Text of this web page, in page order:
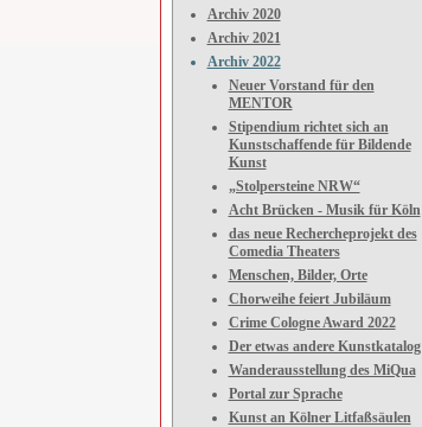
Archiv 2020
Archiv 2021
Archiv 2022
Neuer Vorstand für den
MENTOR
Stipendium richtet sich an
Kunstschaffende für Bildende
Kunst
„Stolpersteine NRW“
Acht Brücken - Musik für Köln
das neue Rechercheprojekt des
Comedia Theaters
Menschen, Bilder, Orte
Chorweihe feiert Jubiläum
Crime Cologne Award 2022
Der etwas andere Kunstkatalog
Wanderausstellung des MiQua
Portal zur Sprache
Kunst an Kölner Litfaßsäulen